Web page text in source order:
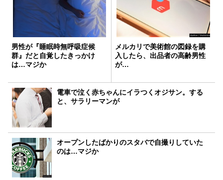
男性が『睡眠時無呼吸症候
群』だと自覚したきっかけ
は…マジか
メルカリで美術館の図録を購
入したら、出品者の高齢男性
が…
電車で泣く赤ちゃんにイラつくオジサン。する
と、サラリーマンが
オープンしたばかりのスタバで自撮りしていた
のは…マジか